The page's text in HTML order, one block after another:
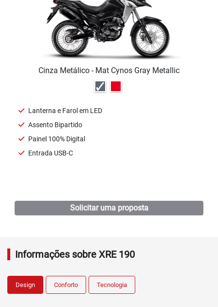
Cinza Metálico - Mat Cynos Gray Metallic
Lanterna e Farol em LED
Assento Bipartido
Painel 100% Digital
Entrada USB-C
Solicitar uma proposta
Informações sobre XRE 190
Design Conforto Tecnologia